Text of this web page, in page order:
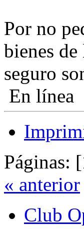
Por no
bienes
seguro
En línea
Páginas: [
« anterior
Club